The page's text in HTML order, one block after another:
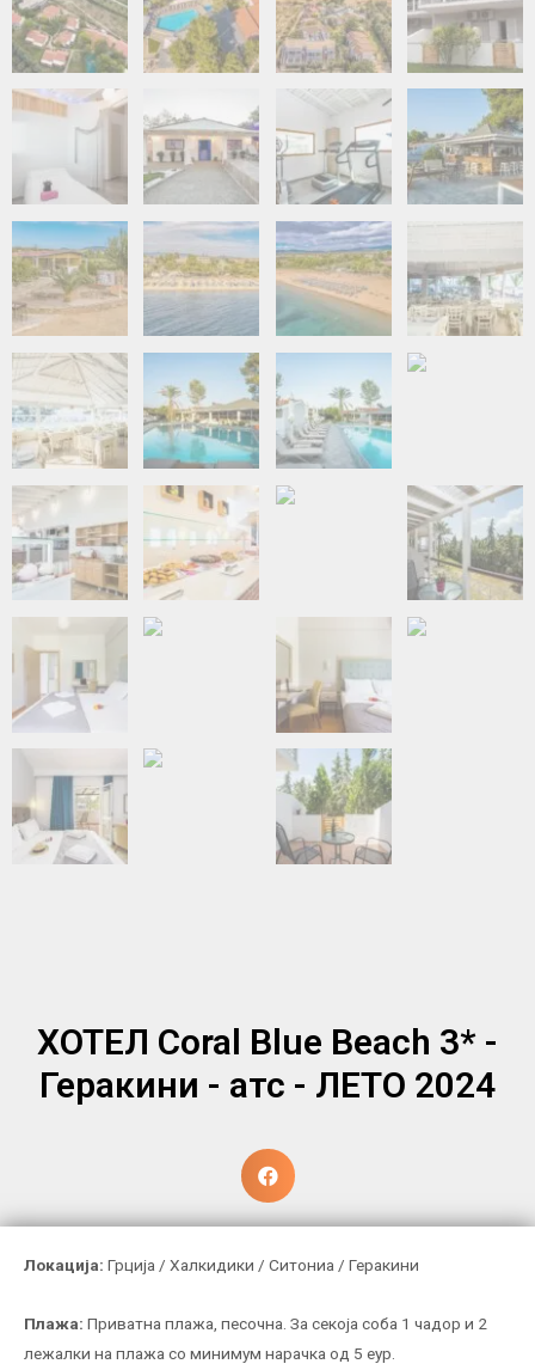
ХОТЕЛ Coral Blue Beach 3* -
Геракини - атс - ЛЕТО 2024
Локација: Грција / Халкидики / Ситониа / Геракини
Плажа: Приватна плажа, песочна. За секоја соба 1 чадор и 2
лежалки на плажа со минимум нарачка од 5 еур.